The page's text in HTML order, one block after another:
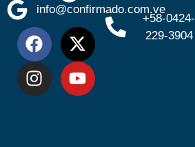
info@confirmado.com.ve
+58-0424-
229-3904